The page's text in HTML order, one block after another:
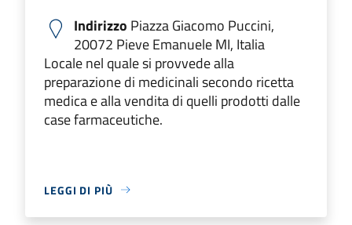
Indirizzo Piazza Giacomo Puccini,
20072 Pieve Emanuele MI, Italia
Locale nel quale si provvede alla
preparazione di medicinali secondo ricetta
medica e alla vendita di quelli prodotti dalle
case farmaceutiche.
LEGGI DI PIÙ